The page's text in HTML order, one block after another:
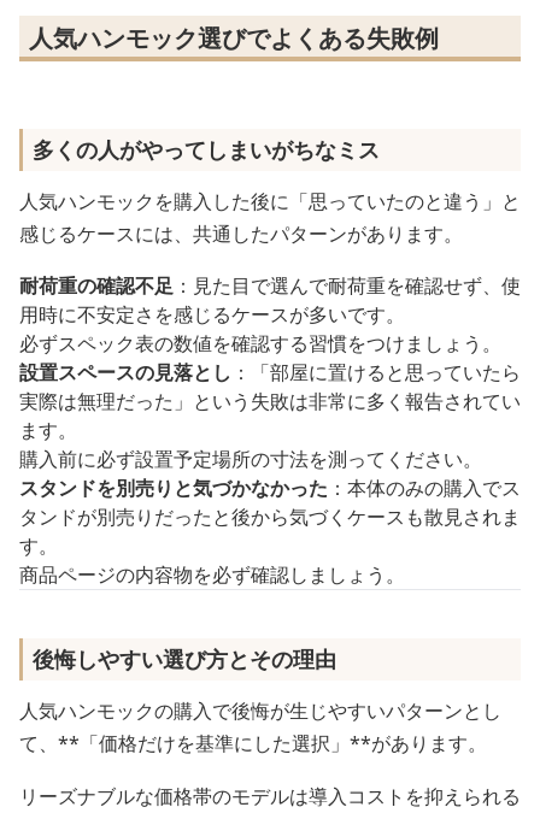
人気ハンモック選びでよくある失敗例
多くの人がやってしまいがちなミス
人気ハンモックを購入した後に「思っていたのと違う」と
感じるケースには、共通したパターンがあります。
耐荷重の確認不足 ：見た目で選んで耐荷重を確認せず、使
用時に不安定さを感じるケースが多いです。
必ずスペック表の数値を確認する習慣をつけましょう。
設置スペースの見落とし ：「部屋に置けると思っていたら
実際は無理だった」という失敗は非常に多く報告されてい
ます。
購入前に必ず設置予定場所の寸法を測ってください。
スタンドを別売りと気づかなかった ：本体のみの購入でス
タンドが別売りだったと後から気づくケースも散見されま
す。
商品ページの内容物を必ず確認しましょう。
後悔しやすい選び方とその理由
人気ハンモックの購入で後悔が生じやすいパターンとし
て、**「価格だけを基準にした選択」**があります。
リーズナブルな価格帯のモデルは導入コストを抑えられる